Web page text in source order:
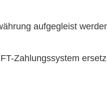
aufgegleist
Zahlungssystem